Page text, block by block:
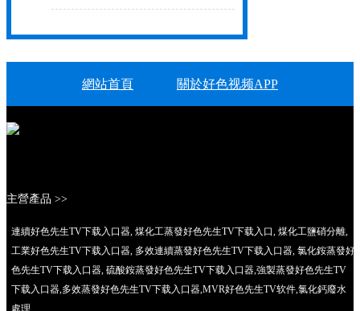
網站首頁 關於好色视频APP
主營產品 >>
連續好色先生TV下载入口器, 煤化工蒸發好色先生TV下载入口, 煤化工鹽硝分離,
工業好色先生TV下载入口器, 多效連續蒸發好色先生TV下载入口器, 氯化銨蒸發好
色先生TV下载入口器, 硫酸銨蒸發好色先生TV下载入口器,強製蒸發好色先生TV
下载入口器,多效蒸發好色先生TV下载入口器,MVR好色先生TV软件,氯化鈣廢水
處理